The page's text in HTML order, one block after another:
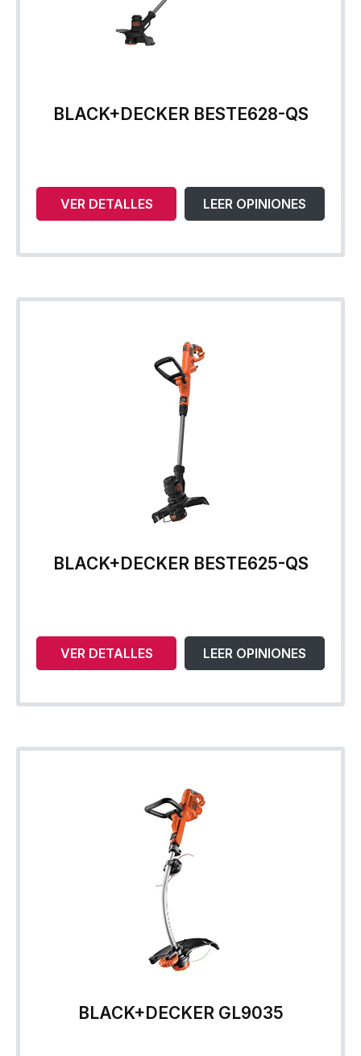
BLACK+DECKER BESTE628-QS
VER DETALLES LEER OPINIONES
BLACK+DECKER BESTE625-QS
VER DETALLES LEER OPINIONES
BLACK+DECKER GL9035